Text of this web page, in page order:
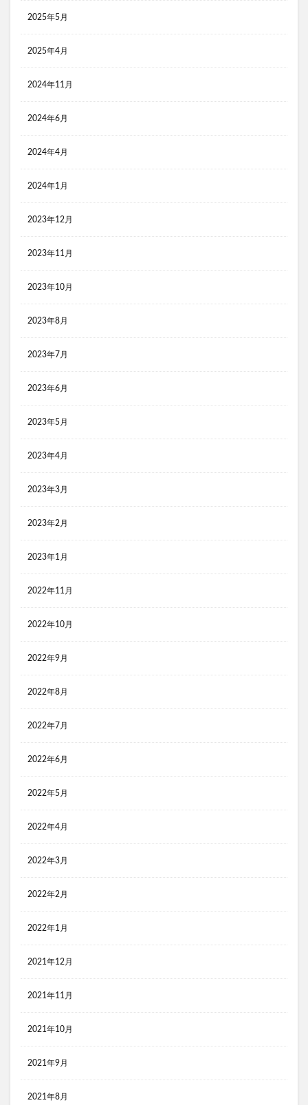
コンビニ３大チェーン おにぎり 比較
2025年5月
2025年4月
2024年11月
2024年6月
2024年4月
2024年1月
2023年12月
2023年11月
2023年10月
2023年8月
2023年7月
2023年6月
2023年5月
2023年4月
2023年3月
2023年2月
2023年1月
2022年11月
2022年10月
2022年9月
2022年8月
2022年7月
2022年6月
2022年5月
2022年4月
2022年3月
2022年2月
2022年1月
2021年12月
2021年11月
2021年10月
2021年9月
2021年8月